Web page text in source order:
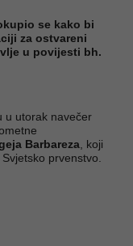
se kako bi
za ostvareni
u povijesti bh.
u utorak navečer
Barbareza , koji
prvenstvo.